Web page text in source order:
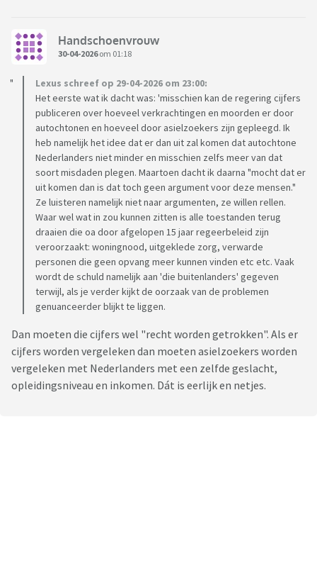
Handschoenvrouw
30-04-2026om 01:18
Lexus schreef op 29-04-2026 om 23:00:
Het eerste wat ik dacht was: 'misschien kan de regering cijfers
publiceren over hoeveel verkrachtingen en moorden er door
autochtonen en hoeveel door asielzoekers zijn gepleegd. Ik
heb namelijk het idee dat er dan uit zal komen dat autochtone
Nederlanders niet minder en misschien zelfs meer van dat
soort misdaden plegen. Maartoen dacht ik daarna "mocht dat er
uit komen dan is dat toch geen argument voor deze mensen."
Ze luisteren namelijk niet naar argumenten, ze willen rellen.
Waar wel wat in zou kunnen zitten is alle toestanden terug
draaien die oa door afgelopen 15 jaar regeerbeleid zijn
veroorzaakt: woningnood, uitgeklede zorg, verwarde
personen die geen opvang meer kunnen vinden etc etc. Vaak
wordt de schuld namelijk aan 'die buitenlanders' gegeven
terwijl, als je verder kijkt de oorzaak van de problemen
genuanceerder blijkt te liggen.
Dan moeten die cijfers wel "recht worden getrokken". Als er
cijfers worden vergeleken dan moeten asielzoekers worden
vergeleken met Nederlanders met een zelfde geslacht,
opleidingsniveau en inkomen. Dát is eerlijk en netjes.